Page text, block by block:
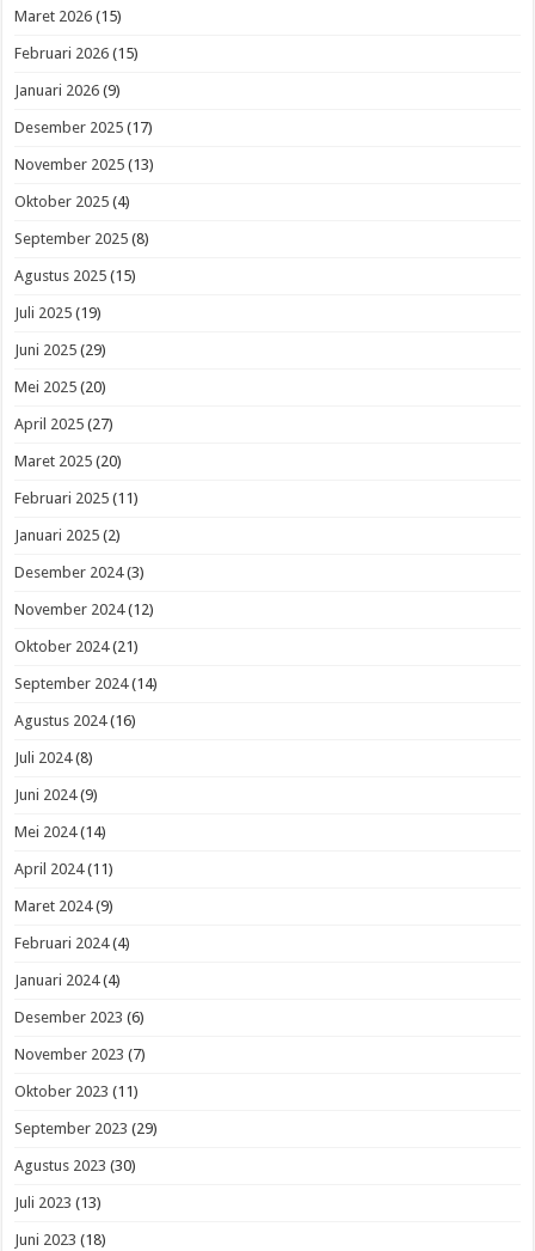
Maret 2026 (15)
Februari 2026 (15)
Januari 2026 (9)
Desember 2025 (17)
November 2025 (13)
Oktober 2025 (4)
September 2025 (8)
Agustus 2025 (15)
Juli 2025 (19)
Juni 2025 (29)
Mei 2025 (20)
April 2025 (27)
Maret 2025 (20)
Februari 2025 (11)
Januari 2025 (2)
Desember 2024(3)
November 2024(12)
Oktober 2024(21)
September 2024(14)
Agustus 2024(16)
Juli 2024(8)
Juni 2024(9)
Mei 2024(14)
April 2024(11)
Maret 2024(9)
Februari 2024(4)
Januari 2024(4)
Desember 2023 (6)
November 2023 (7)
Oktober 2023 (11)
September 2023 (29)
Agustus 2023 (30)
Juli 2023 (13)
Juni 2023 (18)